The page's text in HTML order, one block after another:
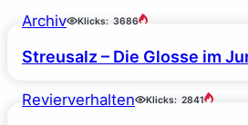
Archiv Klicks: 3686
Streusalz – Die Glosse im
Revierverhalten Klicks: 2841